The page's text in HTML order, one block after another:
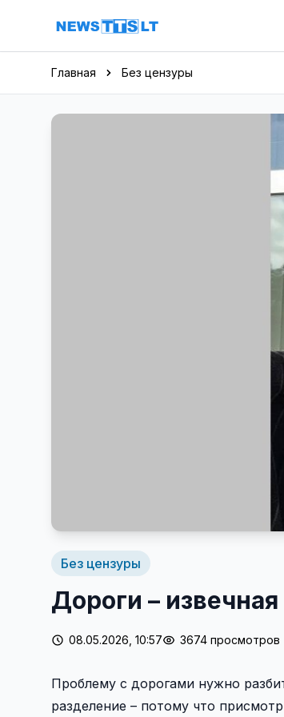
Перейти к содержимому
Главная Без цензуры
Без цензуры
Дороги –
08.05.2026, 10:57 3674 просмотров
Проблему с дорогами нужно
разделение – потому что